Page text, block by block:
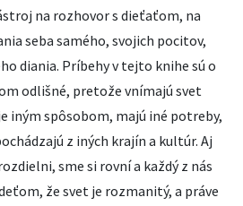
na rozhovor s dieťaťom, na
seba samého, svojich pocitov,
diania. Príbehy v tejto knihe sú o
odlišné, pretože vnímajú svet
iným spôsobom, majú iné potreby,
z iných krajín a kultúr. Aj
sme si rovní a každý z nás
že svet je rozmanitý, a práve